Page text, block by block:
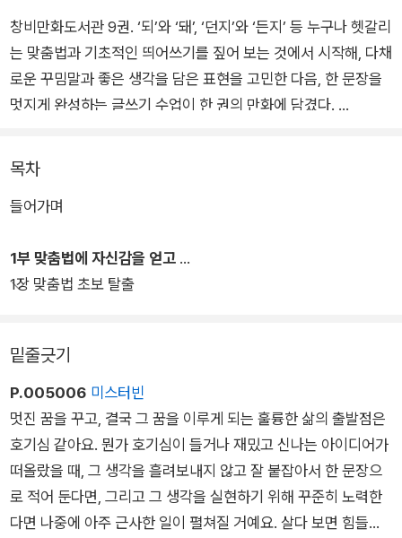
창비만화도서관 9권. ‘되’와 ‘돼’, ‘던지’와 ‘든지’ 등 누구나 헷갈리
는 맞춤법과 기초적인 띄어쓰기를 짚어 보는 것에서 시작해, 다채
로운 꾸밈말과 좋은 생각을 담은 표현을 고민한 다음, 한 문장을
멋지게 완성하는 글쓰기 수업이 한 권의 만화에 담겼다.
SNS 글쓰기와 학교 과제, 독서 감상문, 자기소개서, 공모전 등
다양한 글쓰기 과업 앞에서 괴로움을 느끼고 있을 청소년에게 든
든한 힘이 되어 줄 책이다. EBS 등에서 논술·글쓰기 강사로 활약
온 국민지 작가가 만화를 완성했다. 흥미진진한 만화 속에 글쓰기
지식이 맞춤하게 녹아 있어 가볍게 읽히면서도 유익하다.
양이 ‘고 선생’과 중학교 2학년 서연, 초등학교 6학년 서윤 자매
의 유쾌하고 사랑스러운 사계절이 아름답게 펼쳐진다. 아이들은
밴드 오디션, 캠핑, 수학여행, 거리 공연, 졸업식, 에세이 공모전
등 크고 작은 경험과 함께 성장해 나가고, 언제나 곁을 지키는 고
선생의 수업 덕분에 글쓰기 실력도 한 뼘 자라난다. 이야기에 푹
빠져 책장을 넘기다 보면 자연스럽게 맞춤법에 자신감을 얻고, 올
바른 표현을 골라서, 한 문장을 멋지게 완성할 수 있을 것이다.
목차
들어가며
1부 맞춤법에 자신감을 얻고
1장 맞춤법 초보 탈출
밑줄긋기
P.005006 미스터빈
멋진 꿈을 꾸고, 결국 그 꿈을 이루게 되는 훌륭한 삶의 출발점은
호기심 같아요. 뭔가 호기심이 들거나 재밌고 신나는 아이디어가
떠올랐을 때, 그 생각을 흘려보내지 않고 잘 붙잡아서 한 문장으
로 적어 둔다면, 그리고 그 생각을 실현하기 위해 꾸준히 노력한
다면 나중에 아주 근사한 일이 펼쳐질 거예요. 살다 보면 힘들고